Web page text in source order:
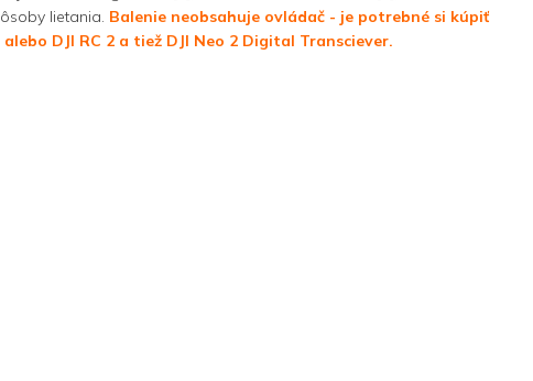
lietania. Balenie neobsahuje ovládač - je potrebné si kúpiť
DJI RC 2 a tiež DJI Neo 2 Digital Transciever.